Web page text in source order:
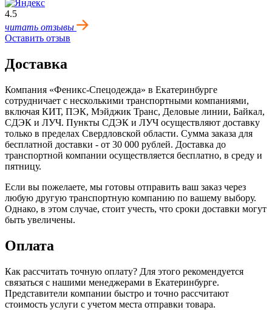
4.5
читать отзывы
Оставить отзыв
Доставка
Компания «Феникс-Спецодежда» в Екатеринбурге
сотрудничает с несколькими транспортными компаниями,
включая КИТ, ПЭК, Мэйджик Транс, Деловые линии, Байкал,
CДЭК и ЛУЧ. Пункты CДЭК и ЛУЧ осуществляют доставку
только в пределах Свердловской области. Сумма заказа для
бесплатной доставки - от 30 000 рублей. Доставка до
транспортной компании осуществляется бесплатно, в среду и
пятницу.
Если вы пожелаете, мы готовы отправить ваш заказ через
любую другую транспортную компанию по вашему выбору.
Однако, в этом случае, стоит учесть, что сроки доставки могут
быть увеличены.
Оплата
Как рассчитать точную оплату? Для этого рекомендуется
связаться с нашими менеджерами в Екатеринбурге.
Представители компании быстро и точно рассчитают
стоимость услуги с учетом места отправки товара.